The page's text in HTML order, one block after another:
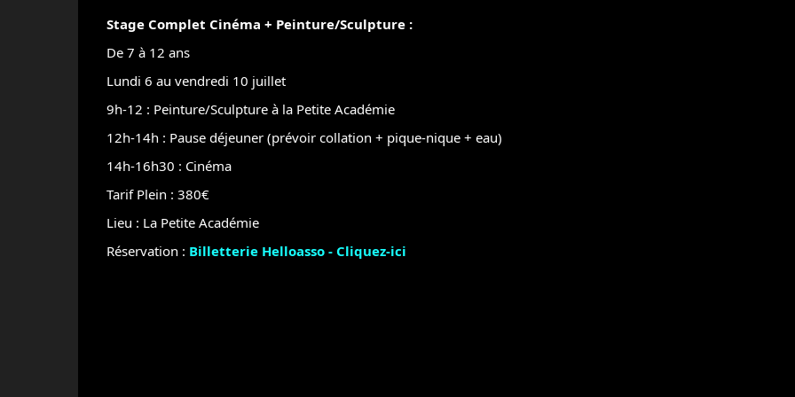
Stage Complet Cinéma + Peinture/Sculpture :
De 7 à 12 ans
Lundi 6 au vendredi 10 juillet
9h-12 : Peinture/Sculpture à la Petite Académie
12h-14h : Pause déjeuner (prévoir collation + pique-nique + eau)
14h-16h30 : Cinéma
Tarif Plein : 380€
Lieu : La Petite Académie
Réservation : Billetterie Helloasso - Cliquez-ici